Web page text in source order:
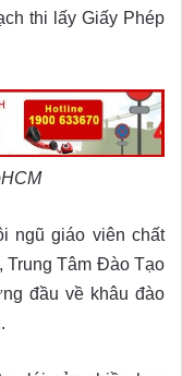
thi lấy Giấy Phép
ngũ giáo viên chất
Trung Tâm Đào Tạo
đầu về khâu đào